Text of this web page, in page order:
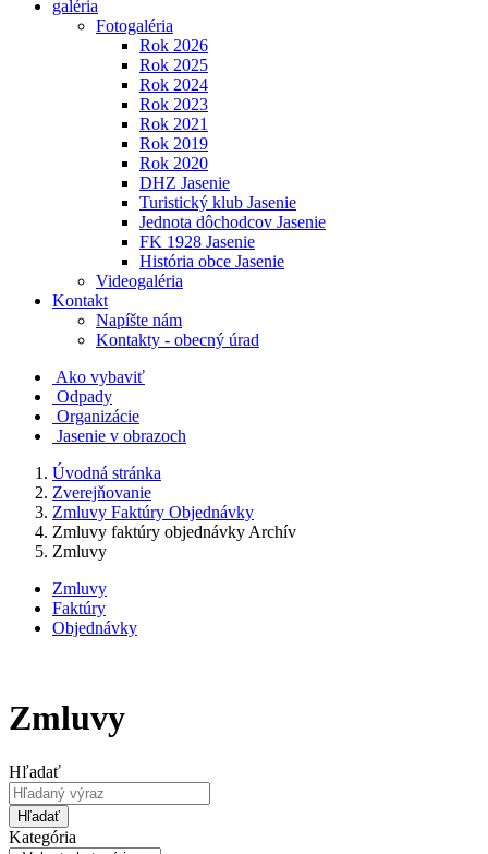
galéria
Fotogaléria
Rok 2026
Rok 2025
Rok 2024
Rok 2023
Rok 2021
Rok 2019
Rok 2020
DHZ Jasenie
Turistický klub Jasenie
Jednota dôchodcov Jasenie
FK 1928 Jasenie
História obce Jasenie
Videogaléria
Kontakt
Napíšte nám
Kontakty - obecný úrad
Ako vybaviť
Odpady
Organizácie
Jasenie v obrazoch
Úvodná stránka
Zverejňovanie
Zmluvy Faktúry Objednávky
Zmluvy faktúry objednávky Archív
Zmluvy
Zmluvy
Faktúry
Objednávky
Zmluvy
Hľadať
Hľadať
Kategória